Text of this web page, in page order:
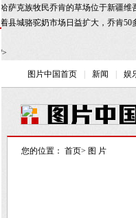
哈萨克族牧民乔肯的草场位于新疆
着县城骆驼奶市场日益扩大，乔肯50
/>
您的位置： 首页> 图 片